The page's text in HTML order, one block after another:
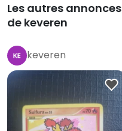
Les autres annonces
de keveren
keveren